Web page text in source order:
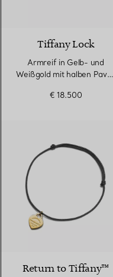
Tiffany Lock
Armreif in Gelb- und
Weißgold mit halben Pavé-
€ 18.500
Return to Tiffany™